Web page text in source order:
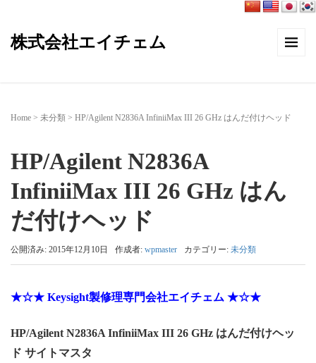
株式会社エイチェム
Home > 未分類 > HP/Agilent N2836A InfiniiMax III 26 GHz はんだ付けヘッド
HP/Agilent N2836A
InfiniiMax III 26 GHz はん
だ付けヘッド
公開済み: 2015年12月10日 作成者: wpmaster カテゴリー: 未分類
★☆★ Keysight製修理専門会社エイチェム ★☆★
HP/Agilent N2836A InfiniiMax III 26 GHz はんだ付けヘッ
ド サイトマスタ